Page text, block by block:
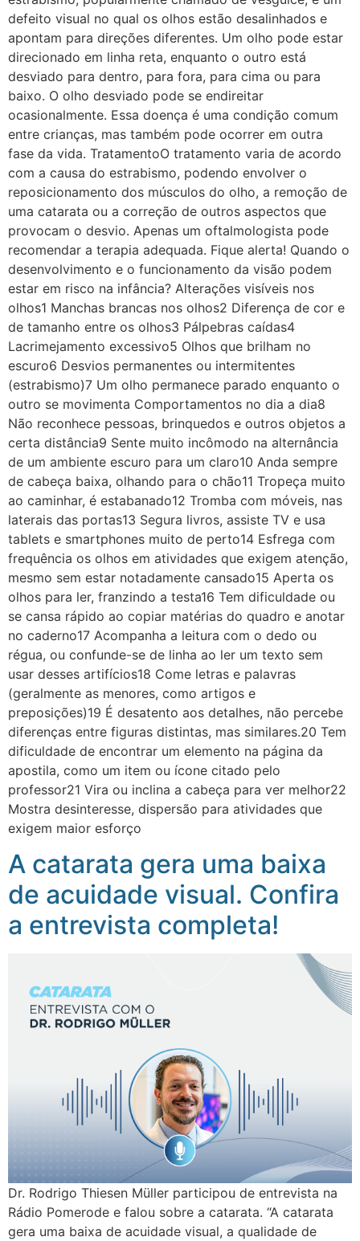
defeito visual no qual os olhos estão desalinhados e
apontam para direções diferentes. Um olho pode estar
direcionado em linha reta, enquanto o outro está
desviado para dentro, para fora, para cima ou para
baixo. O olho desviado pode se endireitar
ocasionalmente. Essa doença é uma condição comum
entre crianças, mas também pode ocorrer em outra
fase da vida. TratamentoO tratamento varia de acordo
com a causa do estrabismo, podendo envolver o
reposicionamento dos músculos do olho, a remoção de
uma catarata ou a correção de outros aspectos que
provocam o desvio. Apenas um oftalmologista pode
recomendar a terapia adequada. Fique alerta! Quando o
desenvolvimento e o funcionamento da visão podem
estar em risco na infância? Alterações visíveis nos
olhos1 Manchas brancas nos olhos2 Diferença de cor e
de tamanho entre os olhos3 Pálpebras caídas4
Lacrimejamento excessivo5 Olhos que brilham no
escuro6 Desvios permanentes ou intermitentes
(estrabismo)7 Um olho permanece parado enquanto o
outro se movimenta Comportamentos no dia a dia8
Não reconhece pessoas, brinquedos e outros objetos a
certa distância9 Sente muito incômodo na alternância
de um ambiente escuro para um claro10 Anda sempre
de cabeça baixa, olhando para o chão11 Tropeça muito
ao caminhar, é estabanado12 Tromba com móveis, nas
laterais das portas13 Segura livros, assiste TV e usa
tablets e smartphones muito de perto14 Esfrega com
frequência os olhos em atividades que exigem atenção,
mesmo sem estar notadamente cansado15 Aperta os
olhos para ler, franzindo a testa16 Tem dificuldade ou
se cansa rápido ao copiar matérias do quadro e anotar
no caderno17 Acompanha a leitura com o dedo ou
régua, ou confunde-se de linha ao ler um texto sem
usar desses artifícios18 Come letras e palavras
(geralmente as menores, como artigos e
preposições)19 É desatento aos detalhes, não percebe
diferenças entre figuras distintas, mas similares.20 Tem
dificuldade de encontrar um elemento na página da
apostila, como um item ou ícone citado pelo
professor21 Vira ou inclina a cabeça para ver melhor22
Mostra desinteresse, dispersão para atividades que
exigem maior esforço
A catarata gera uma baixa
de acuidade visual. Confira
a entrevista completa!
Dr. Rodrigo Thiesen Müller participou de entrevista na
Rádio Pomerode e falou sobre a catarata. “A catarata
gera uma baixa de acuidade visual, a qualidade de